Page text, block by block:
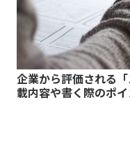
企業から評価される
載内容や書く際のポ